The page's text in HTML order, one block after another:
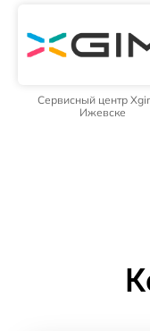
Сервисный центр
Ижевске